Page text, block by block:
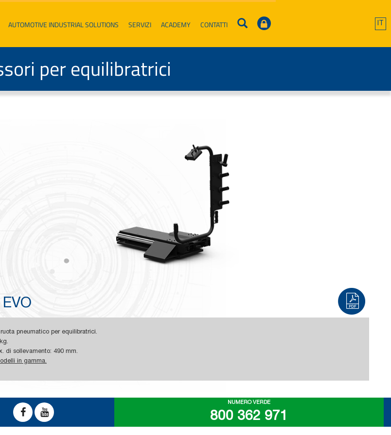
IT
AUTOMOTIVE INDUSTRIAL SOLUTIONS SERVIZI ACADEMY CONTATTI
per equilibratrici
pneumatico per equilibratrici.
di sollevamento: 490 mm.
in gamma.
NUMERO VERDE
800 362 971